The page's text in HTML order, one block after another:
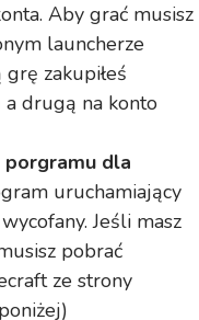
Aby grać musisz
launcherze
zakupiłeś
drugą na konto
dla
uruchamiający
Jeśli masz
pobrać
ze strony